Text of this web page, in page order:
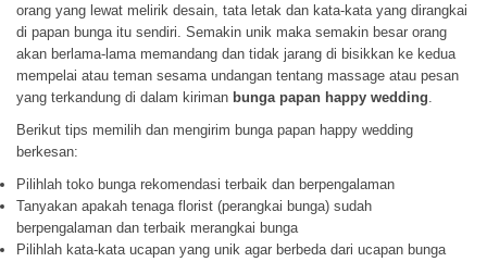
orang yang lewat melirik desain, tata letak dan kata-kata yang dirangkai
di papan bunga itu sendiri. Semakin unik maka semakin besar orang
akan berlama-lama memandang dan tidak jarang di bisikkan ke kedua
mempelai atau teman sesama undangan tentang massage atau pesan
yang terkandung di dalam kiriman bunga papan happy wedding.
Berikut tips memilih dan mengirim bunga papan happy wedding
berkesan:
Pilihlah toko bunga rekomendasi terbaik dan berpengalaman
Tanyakan apakah tenaga florist (perangkai bunga) sudah
berpengalaman dan terbaik merangkai bunga
Pilihlah kata-kata ucapan yang unik agar berbeda dari ucapan bunga